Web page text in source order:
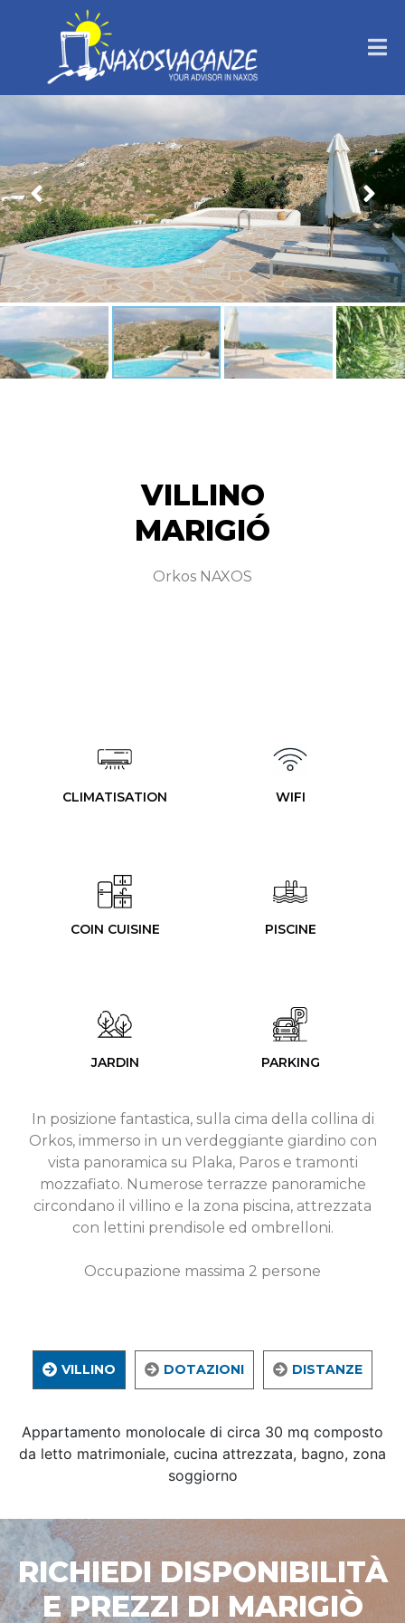
VILLINO​
MARIGIÓ​
Orkos NAXOS​
CLIMATISATION WIFI
COIN CUISINE PISCINE
JARDIN PARKING
In posizione fantastica, sulla cima della collina di
Orkos, immerso in un verdeggiante giardino con
vista panoramica su Plaka, Paros e tramonti
mozzafiato. Numerose terrazze panoramiche
circondano il villino e la zona piscina, attrezzata
con lettini prendisole ed ombrelloni.
Occupazione massima 2 persone
VILLINO DOTAZIONI DISTANZE
Appartamento monolocale di circa 30 mq composto
da letto matrimoniale, cucina attrezzata, bagno, zona
soggiorno
RICHIEDI DISPONIBILITÀ
E PREZZI DI MARIGIÒ